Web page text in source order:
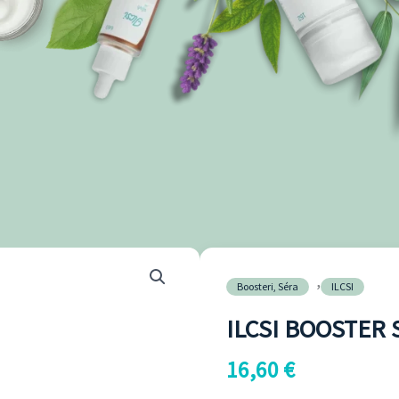
Boosteri, Séra , ILCSI
ILCSI
16,60€
ILCSI
SÉRUM
RUŽA